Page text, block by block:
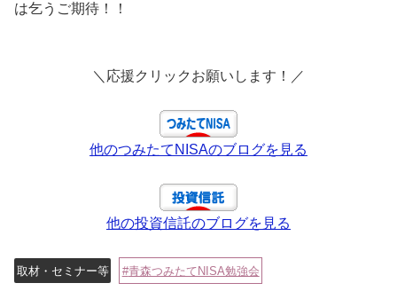
は乞うご期待！！
＼応援クリックお願いします！／
他のつみたてNISAのブログを見る
他の投資信託のブログを見る
取材・セミナー等 青森つみたてNISA勉強会